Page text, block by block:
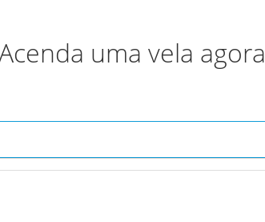
uma vela agora